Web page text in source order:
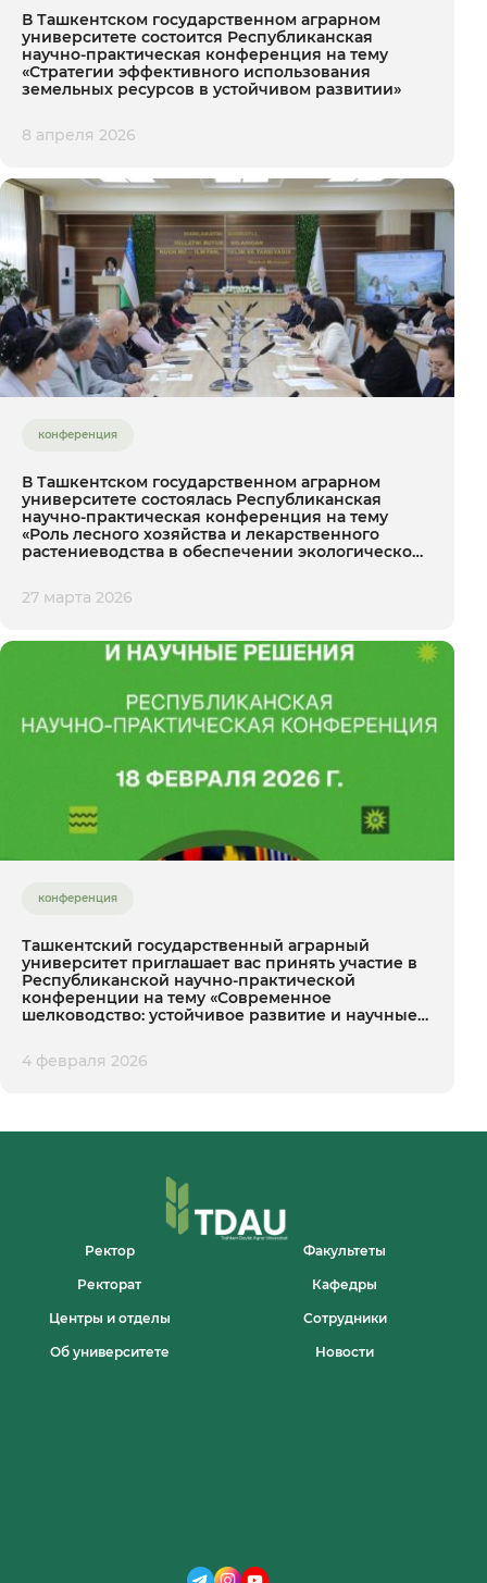
В Ташкентском государственном аграрном
университете состоится Республиканская
научно-практическая конференция на тему
«Стратегии эффективного использования
земельных ресурсов в устойчивом развитии»
8 апреля 2026
конференция
В Ташкентском государственном аграрном
университете состоялась Республиканская
научно-практическая конференция на тему
«Роль лесного хозяйства и лекарственного
растениеводства в обеспечении экологической
27 марта 2026
конференция
Ташкентский государственный аграрный
университет приглашает вас принять участие в
Республиканской научно-практической
конференции на тему «Современное
шелководство: устойчивое развитие и научные
4 февраля 2026
Ректор Факультеты
Ректорат Кафедры
Центры и отделы Сотрудники
Об университете Новости